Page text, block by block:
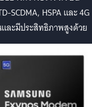
SCDMA, HSPA และ 4G
ละมีประสิทธิภาพสูงด้วย